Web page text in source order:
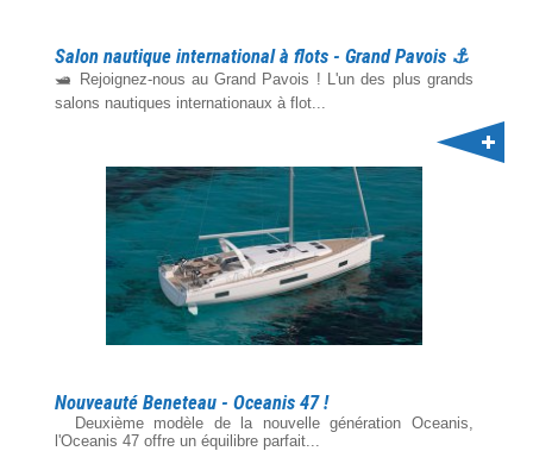
Salon nautique international à flots - Grand Pavois ⚓️
🛥️ Rejoignez-nous au Grand Pavois ! L'un des plus grands
salons nautiques internationaux à flot...
Nouveauté Beneteau - Oceanis 47 !
Deuxième modèle de la nouvelle génération Oceanis,
l'Oceanis 47 offre un équilibre parfait...